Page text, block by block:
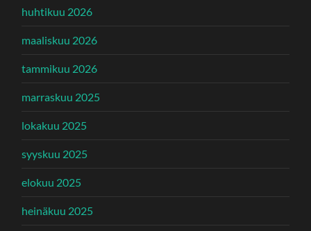
huhtikuu 2026
maaliskuu 2026
tammikuu 2026
marraskuu 2025
lokakuu 2025
syyskuu 2025
elokuu 2025
heinäkuu 2025